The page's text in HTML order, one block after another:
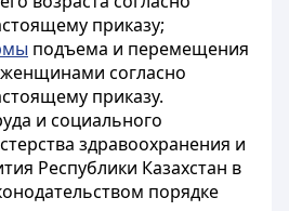
приказу;
подъема и перемещения
согласно
приказу.
и социального
здравоохранения и
Республики Казахстан в
порядке